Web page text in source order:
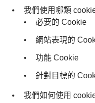
我們使用哪類
必要的 Cookie
網站表現的
功能 Cookie
針對目標的
我們如何使用